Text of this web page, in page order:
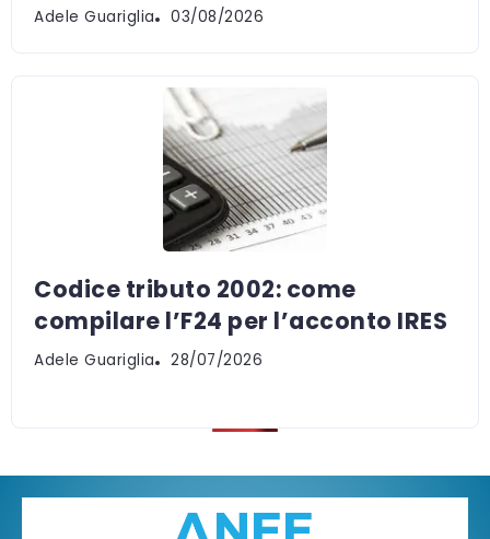
Adele Guariglia 03/08/2026
Codice tributo 2002: come
compilare l’F24 per l’acconto IRES
Adele Guariglia 28/07/2026